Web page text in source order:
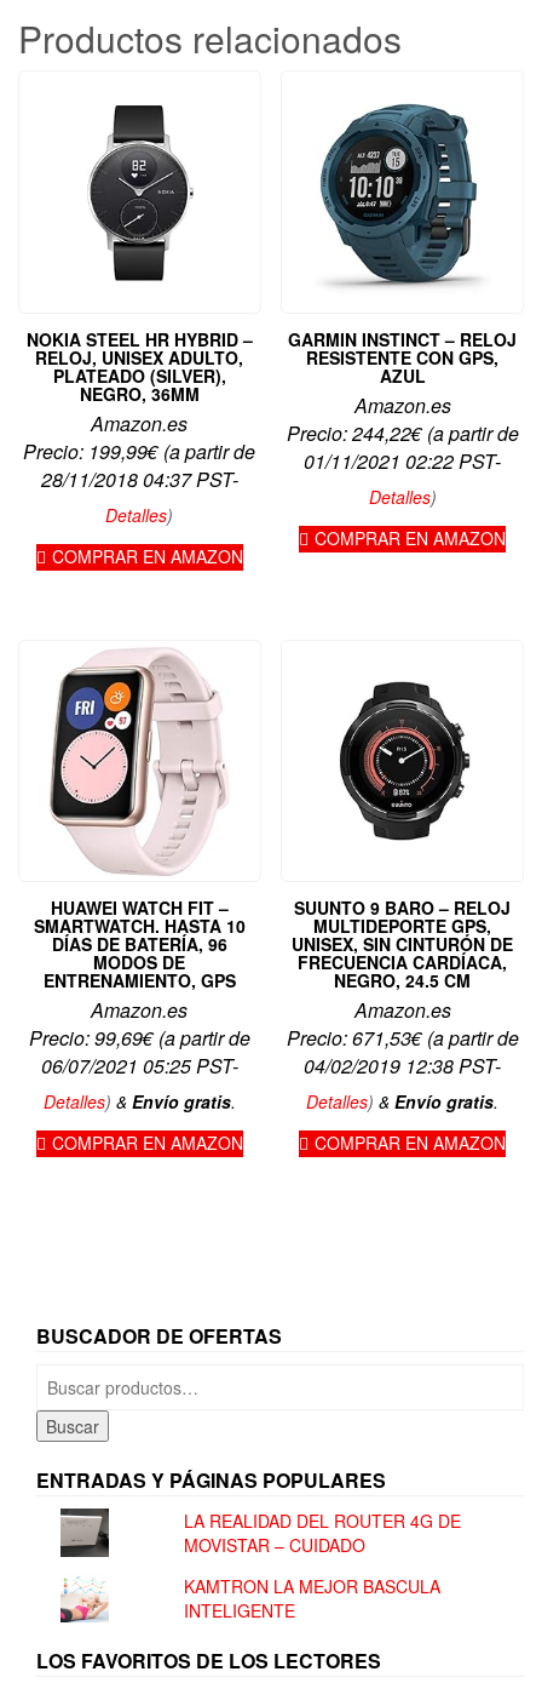
Productos relacionados
NOKIA STEEL HR HYBRID –
RELOJ, UNISEX ADULTO,
PLATEADO (SILVER),
NEGRO, 36MM
Amazon.es
Precio: 199,99€(a partir de
28/11/2018 04:37 PST-
Detalles)
COMPRAR EN AMAZON
GARMIN INSTINCT – RELOJ
RESISTENTE CON GPS,
AZUL
Amazon.es
Precio:244,22€(a partir de
01/11/2021 02:22 PST-
Detalles)
COMPRAR EN AMAZON
HUAWEI WATCH FIT –
SMARTWATCH. HASTA 10
DÍAS DE BATERÍA, 96
MODOS DE
ENTRENAMIENTO, GPS
Amazon.es
Precio:99,69€(a partir de
06/07/2021 05:25 PST-
Detalles) & Envío gratis.
COMPRAR EN AMAZON
SUUNTO 9 BARO – RELOJ
MULTIDEPORTE GPS,
UNISEX, SIN CINTURÓN DE
FRECUENCIA CARDÍACA,
NEGRO, 24.5 CM
Amazon.es
Precio:671,53€(a partir de
04/02/2019 12:38 PST-
Detalles)&Envío gratis.
COMPRAR EN AMAZON
BUSCADOR DE OFERTAS
Buscar
por:
Buscar
ENTRADAS Y PÁGINAS POPULARES
LA REALIDAD DEL ROUTER 4G DE
MOVISTAR – CUIDADO
KAMTRON LA MEJOR BASCULA
INTELIGENTE
LOS FAVORITOS DE LOS LECTORES